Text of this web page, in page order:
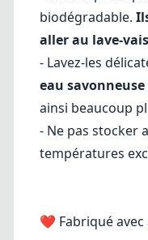
biodégradable.
aller au lave-
- Lavez-les
eau
ainsi beaucoup
- Ne pas stocker
températures
❤ Fabriqué avec